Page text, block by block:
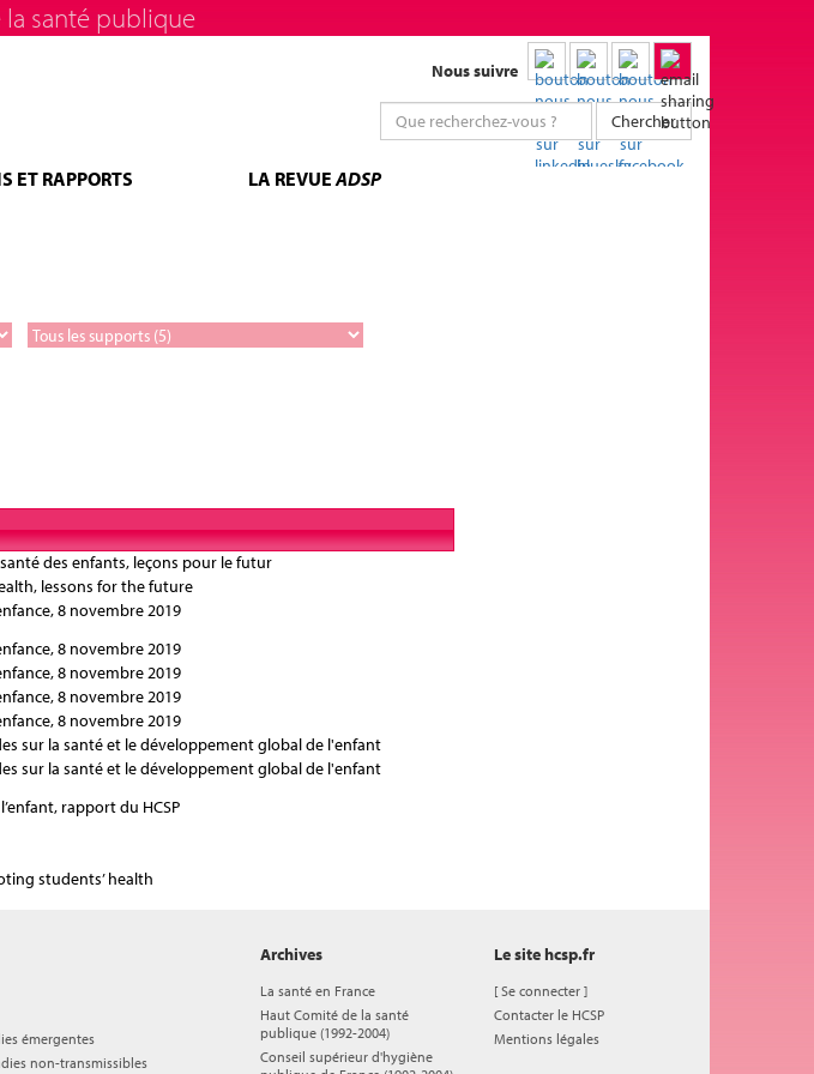
santé publique
Nous suivre
Chercher
ET RAPPORTS LA REVUEADSP
des enfants, leçons pour le futur
lessons for the future
8 novembre 2019
8 novembre 2019
8 novembre 2019
8 novembre 2019
8 novembre 2019
sur la santé et le développement global de l'enfant
sur la santé et le développement global de l'enfant
rapport du HCSP
students’ health
émergentes
non-transmissibles
Archives
La santé en France
Haut Comité de la santé
publique (1992-2004)
Conseil supérieur d'hygiène
Le site hcsp.fr
[Se connecter ]
Contacter le HCSP
Mentions légales